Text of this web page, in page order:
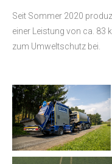
Seit Sommer 2020
einer Leistung von ca. 83
zum Umweltschutz bei.